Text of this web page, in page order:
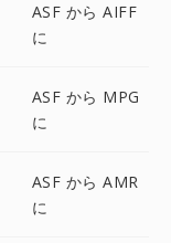
ASF から AIFF
に
ASF から MPG
に
ASF から AMR
に